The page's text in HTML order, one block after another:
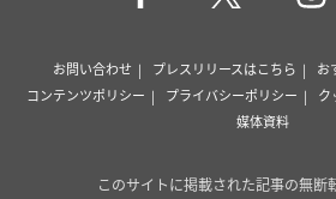
お問い合わせ プレスリリースはこちら お
コンテンツポリシー
プライバシーポリシー ク
媒体資料
このサイトに掲載された記事の無断